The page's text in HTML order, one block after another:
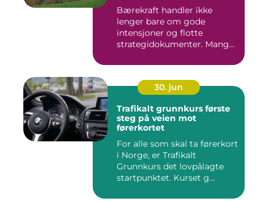
Bærekraft handler ikke
lenger bare om gode
intensjoner og flotte
strategidokumenter. Mange
30. jun
Trafikalt grunnkurs første
steg på veien mot
førerkortet
For alle som skal ta førerkort
i Norge, er Trafikalt
Grunnkurs det lovpålagte
startpunktet. Kurset g...